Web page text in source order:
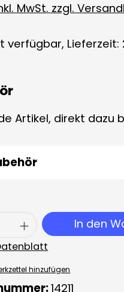
MwSt. zzgl.
verfügbar, Lieferzeit:
Artikel, direkt dazu
Anzahl: Gib
In den
hinzufügen
14211